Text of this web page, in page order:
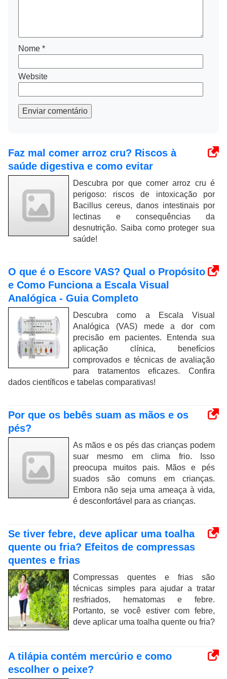
Nome *
Website
Enviar comentário
Faz mal comer arroz cru? Riscos à
saúde digestiva e como evitar
Descubra por que comer arroz cru é
perigoso: riscos de intoxicação por
Bacillus cereus, danos intestinais por
lectinas e consequências da
desnutrição. Saiba como proteger sua
saúde!
O que é o Escore VAS? Qual o Propósito
e Como Funciona a Escala Visual
Analógica - Guia Completo
Descubra como a Escala Visual
Analógica (VAS) mede a dor com
precisão em pacientes. Entenda sua
aplicação clínica, benefícios
comprovados e técnicas de avaliação
para tratamentos eficazes. Confira
dados científicos e tabelas comparativas!
Por que os bebês suam as mãos e os
pés?
As mãos e os pés das crianças podem
suar mesmo em clima frio. Isso
preocupa muitos pais. Mãos e pés
suados são comuns em crianças.
Embora não seja uma ameaça à vida,
é desconfortável para as crianças.
Se tiver febre, deve aplicar uma toalha
quente ou fria? Efeitos de compressas
quentes e frias
Compressas quentes e frias são
técnicas simples para ajudar a tratar
resfriados, hematomas e febre.
Portanto, se você estiver com febre,
deve aplicar uma toalha quente ou fria?
A tilápia contém mercúrio e como
escolher o peixe?